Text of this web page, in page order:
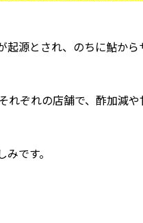
源とされ、のちに鮎か
ぞれの店舗で、酢加減
です。